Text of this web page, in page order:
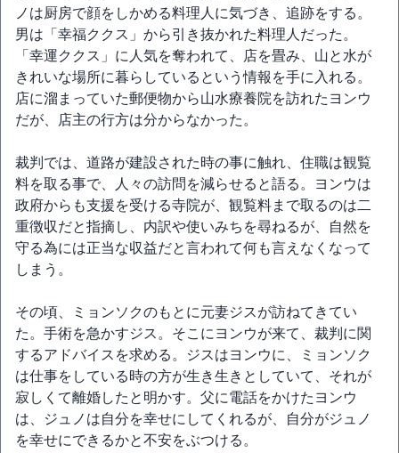
ノは厨房で顔をしかめる料理人に気づき、追跡をする。
男は「幸福ククス」から引き抜かれた料理人だった。
「幸運ククス」に人気を奪われて、店を畳み、山と水が
きれいな場所に暮らしているという情報を手に入れる。
店に溜まっていた郵便物から山水療養院を訪れたヨンウ
だが、店主の行方は分からなかった。
裁判では、道路が建設された時の事に触れ、住職は観覧
料を取る事で、人々の訪問を減らせると語る。ヨンウは
政府からも支援を受ける寺院が、観覧料まで取るのは二
重徴収だと指摘し、内訳や使いみちを尋ねるが、自然を
守る為には正当な収益だと言われて何も言えなくなって
しまう。
その頃、ミョンソクのもとに元妻ジスが訪ねてきてい
た。手術を急かすジス。そこにヨンウが来て、裁判に関
するアドバイスを求める。ジスはヨンウに、ミョンソク
は仕事をしている時の方が生き生きとしていて、それが
寂しくて離婚したと明かす。父に電話をかけたヨンウ
は、ジュノは自分を幸せにしてくれるが、自分がジュノ
を幸せにできるかと不安をぶつける。